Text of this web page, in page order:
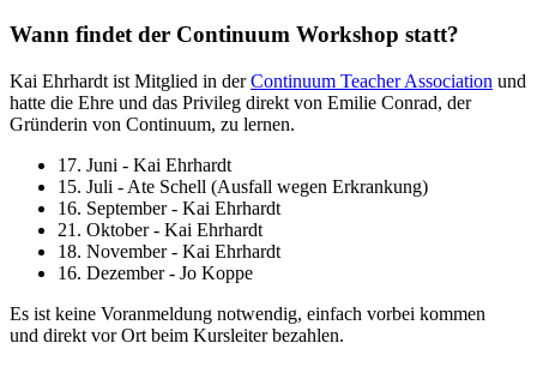
Wann findet der Continuum Workshop statt?
Kai Ehrhardt ist Mitglied in derContinuum Teacher Association und
hatte die Ehre und das Privileg direkt von Emilie Conrad, der
Gründerin von Continuum, zu lernen.
17. Juni - Kai Ehrhardt
15. Juli - Ate Schell (Ausfall wegen Erkrankung)
16. September - Kai Ehrhardt
21. Oktober - Kai Ehrhardt
18. November - Kai Ehrhardt
16. Dezember - Jo Koppe
Es ist keine Voranmeldung notwendig, einfach vorbei kommen
und direkt vor Ort beim Kursleiter bezahlen.